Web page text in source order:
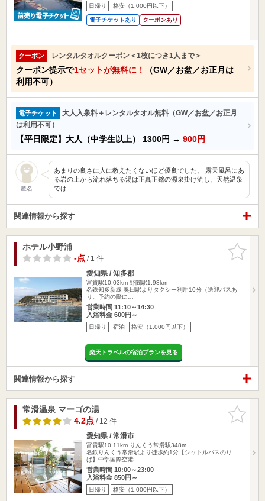
日帰り 格安（1,000円以下）
電子チケットあり クーポンあり
クーポン レンタルタオルクーポン＜1枚につき1人まで＞
クーポン提示で1セットが無料に！
（GW／お盆／お正月は
利用不可）
電子チケット
大人入泉料＋レンタルタオル無料（GW／お盆／お正月
は利用不可）
【平日限定】大人（中学生以上） 1300円 → 900円
匿名
あまりの良さに人に教えたくないほど優良でした。 露天風呂にあ
る岩の上から流れ落ちる湯は正真正銘の源泉掛け流し、天然温泉
では…
関連情報から探す
お気に入
りに追加
ホテル小野浦
-点/ 1 件
愛知県 / 知多郡
富貴駅10.03km 野間駅1.98km
名鉄知多新線 奥田駅よりタクシー利用10分（送迎バスあ
り。予約の際に…
営業時間 11:10～14:30
入浴料金 600円～
日帰り 宿泊 格安（1,000円以下）
楽天トラベルの宿泊プランを見る
関連情報から探す
お気に入
りに追加
常滑温泉 マーゴの湯
4.2点/ 12 件
愛知県 / 常滑市
富貴駅10.11km りんくう常滑駅348m
名鉄りんくう常滑駅より徒歩約1分【シャトルバスのり
ば】中部国際空港 …
営業時間 10:00～23:00
入浴料金 850円～
日帰り 格安（1,000円以下）